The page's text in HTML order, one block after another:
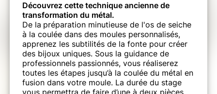
Découvrez cette technique ancienne de
transformation du métal.
De la préparation minutieuse de l'os de seiche
à la coulée dans des moules personnalisés,
apprenez les subtilités de la fonte pour créer
des bijoux uniques. Sous la guidance de
professionnels passionnés, vous réaliserez
toutes les étapes jusqu’à la coulée du métal en
fusion dans votre moule. La durée du stage